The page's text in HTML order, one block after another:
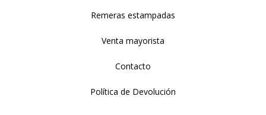
Remeras estampadas
Venta mayorista
Contacto
Política de Devolución